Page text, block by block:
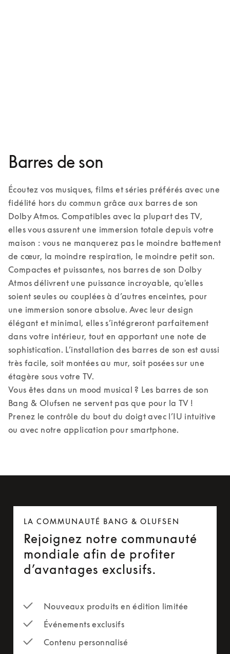
Barres de son
Écoutez vos musiques, films et séries préférés avec une
fidélité hors du commun grâce aux barres de son
Dolby Atmos. Compatibles avec la plupart des TV,
elles vous assurent une immersion totale depuis votre
maison : vous ne manquerez pas le moindre battement
de cœur, la moindre respiration, le moindre petit son.
Compactes et puissantes, nos barres de son Dolby
Atmos délivrent une puissance incroyable, qu'elles
soient seules ou couplées à d’autres enceintes, pour
une immersion sonore absolue. Avec leur design
élégant et minimal, elles s’intégreront parfaitement
dans votre intérieur, tout en apportant une note de
sophistication. L’installation des barres de son est aussi
très facile, soit montées au mur, soit posées sur une
étagère sous votre TV.
Vous êtes dans un mood musical ? Les barres de son
Bang & Olufsen ne servent pas que pour la TV !
Prenez le contrôle du bout du doigt avec l’IU intuitive
ou avec notre application pour smartphone.
LA COMMUNAUTÉ BANG & OLUFSEN
Rejoignez notre communauté
mondiale afin de profiter
d’avantages exclusifs.
Nouveaux produits en édition limitée
Événements exclusifs
Contenu personnalisé